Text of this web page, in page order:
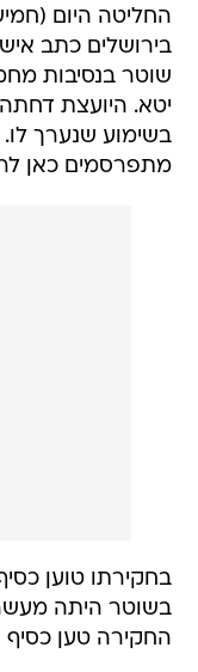
החליטה היום
בירושלים כתב
שוטר בנסיבות
יטא. היועצת
בשימוע שנערך
מתפרסמים כאן
בחקירתו טוען
בשוטר היתה
החקירה טען כסיף